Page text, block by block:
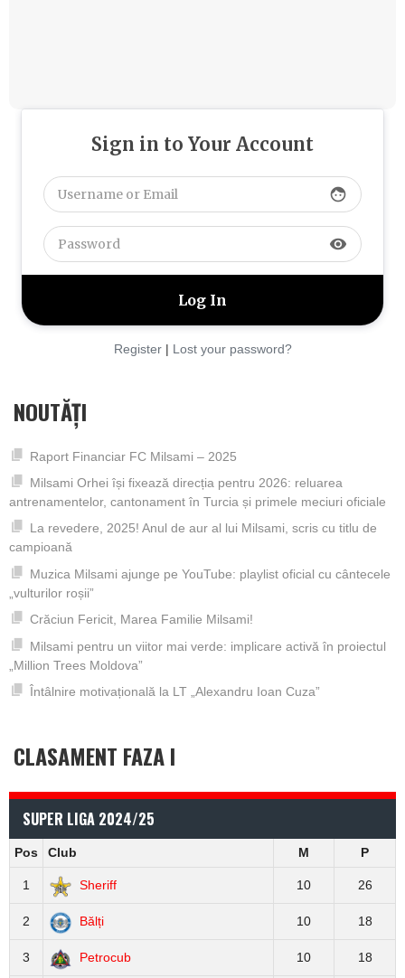
Sign in to Your Account
face
visibility
Register| Lost your password?
NOUTĂȚI
Raport Financiar FC Milsami – 2025
Milsami Orhei își fixează direcția pentru 2026: reluarea
antrenamentelor, cantonament în Turcia și primele meciuri oficiale
La revedere, 2025! Anul de aur al lui Milsami, scris cu titlu de
campioană
Muzica Milsami ajunge pe YouTube: playlist oficial cu cântecele
„vulturilor roșii”
Crăciun Fericit, Marea Familie Milsami!
Milsami pentru un viitor mai verde: implicare activă în proiectul
„Million Trees Moldova”
Întâlnire motivațională la LT „Alexandru Ioan Cuza”
CLASAMENT FAZA I
SUPER LIGA 2024/25
Pos Club M P
1 Sheriff 10 26
2 Bălți 10 18
3 Petrocub 10 18